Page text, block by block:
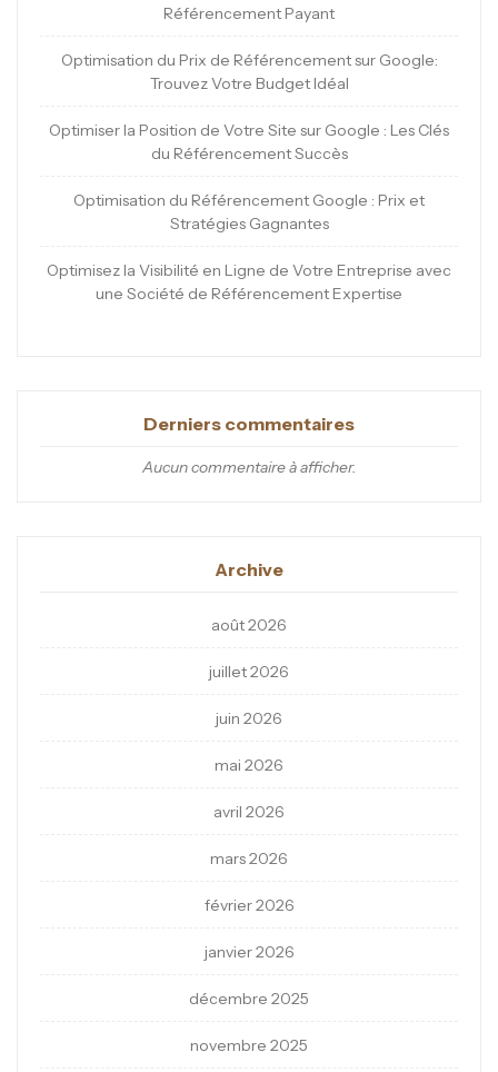
Référencement Payant
Optimisation du Prix de Référencement sur Google:
Trouvez Votre Budget Idéal
Optimiser la Position de Votre Site sur Google : Les Clés
du Référencement Succès
Optimisation du Référencement Google : Prix et
Stratégies Gagnantes
Optimisez la Visibilité en Ligne de Votre Entreprise avec
une Société de Référencement Expertise
Derniers commentaires
Aucun commentaire à afficher.
Archive
août 2026
juillet 2026
juin 2026
mai 2026
avril 2026
mars 2026
février 2026
janvier 2026
décembre 2025
novembre 2025